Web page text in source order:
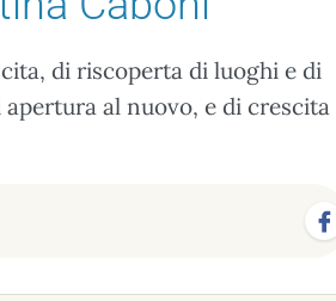
di riscoperta di luoghi e di
al nuovo, e di crescita